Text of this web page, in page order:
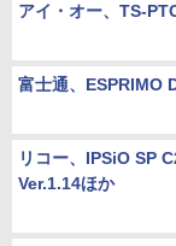
アイ・オー、TS-
富士通、ESPRIMO
リコー、IPSiO SP
Ver.1.14ほか